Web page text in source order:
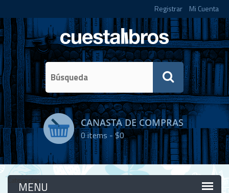
Registrar Mi Cuenta
CANASTA DE COMPRAS
0items -$0
Categorías